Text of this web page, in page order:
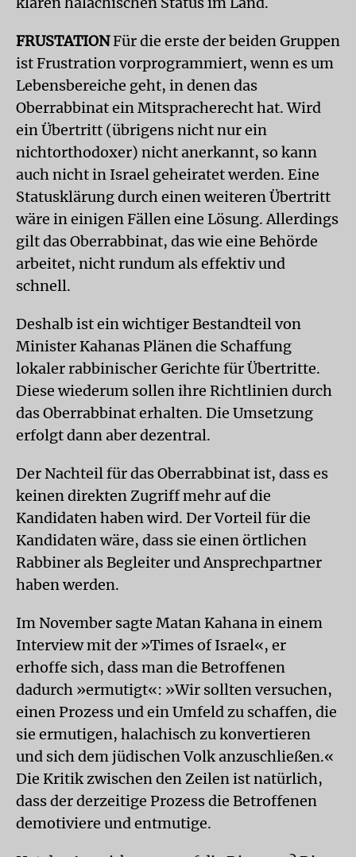
FRUSTATIONFür die erste der beiden Gruppen
ist Frustration vorprogrammiert, wenn es um
Lebensbereiche geht, in denen das
Oberrabbinat ein Mitspracherecht hat. Wird
ein Übertritt (übrigens nicht nur ein
nichtorthodoxer) nicht anerkannt, so kann
auch nicht in Israel geheiratet werden. Eine
Statusklärung durch einen weiteren Übertritt
wäre in einigen Fällen eine Lösung. Allerdings
gilt das Oberrabbinat, das wie eine Behörde
arbeitet, nicht rundum als effektiv und
schnell.
Deshalb ist ein wichtiger Bestandteil von
Minister Kahanas Plänen die Schaffung
lokaler rabbinischer Gerichte für Übertritte.
Diese wiederum sollen ihre Richtlinien durch
das Oberrabbinat erhalten. Die Umsetzung
erfolgt dann aber dezentral.
Der Nachteil für das Oberrabbinat ist, dass es
keinen direkten Zugriff mehr auf die
Kandidaten haben wird. Der Vorteil für die
Kandidaten wäre, dass sie einen örtlichen
Rabbiner als Begleiter und Ansprechpartner
haben werden.
Im November sagte Matan Kahana in einem
Interview mit der »Times of Israel«, er
erhoffe sich, dass man die Betroffenen
dadurch »ermutigt«: »Wir sollten versuchen,
einen Prozess und ein Umfeld zu schaffen, die
sie ermutigen, halachisch zu konvertieren
und sich dem jüdischen Volk anzuschließen.«
Die Kritik zwischen den Zeilen ist natürlich,
dass der derzeitige Prozess die Betroffenen
demotiviere und entmutige.